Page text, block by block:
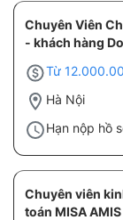
Chuyên Viên
- khách hàng
Từ
Hà Nội
Hạn nộp hồ
Chuyên viên
toán MISA AMIS